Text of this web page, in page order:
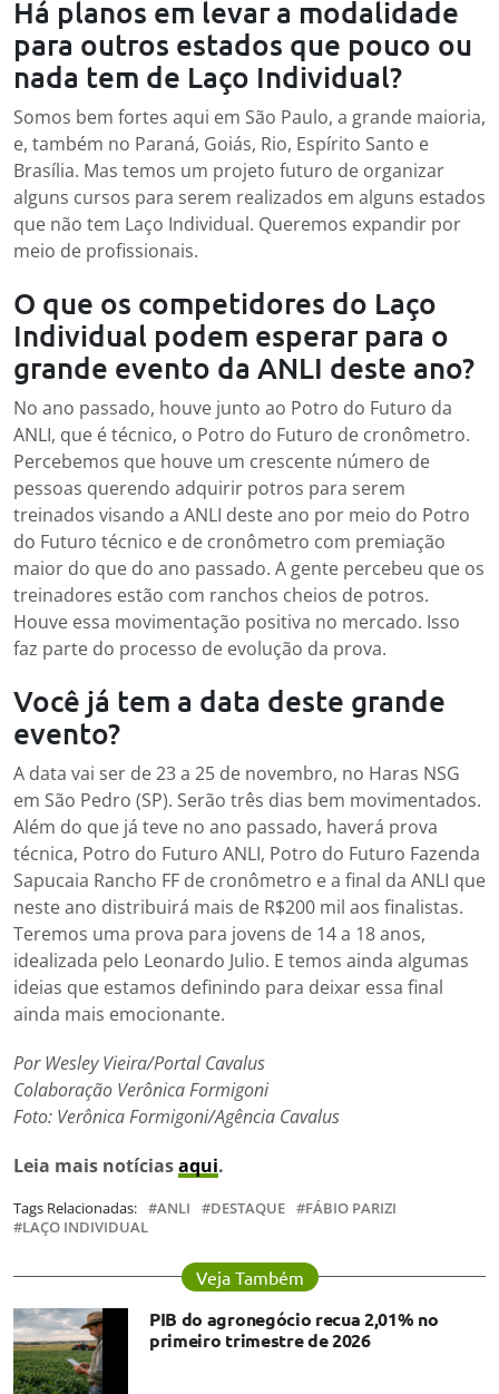
Há planos em levar a modalidade
para outros estados que pouco ou
nada tem de Laço Individual?
Somos bem fortes aqui em São Paulo, a grande maioria,
e, também no Paraná, Goiás, Rio, Espírito Santo e
Brasília. Mas temos um projeto futuro de organizar
alguns cursos para serem realizados em alguns estados
que não tem Laço Individual. Queremos expandir por
meio de profissionais.
O que os competidores do Laço
Individual podem esperar para o
grande evento da ANLI deste ano?
No ano passado, houve junto ao Potro do Futuro da
ANLI, que é técnico, o Potro do Futuro de cronômetro.
Percebemos que houve um crescente número de
pessoas querendo adquirir potros para serem
treinados visando a ANLI deste ano por meio do Potro
do Futuro técnico e de cronômetro com premiação
maior do que do ano passado. A gente percebeu que os
treinadores estão com ranchos cheios de potros.
Houve essa movimentação positiva no mercado. Isso
faz parte do processo de evolução da prova.
Você já tem a data deste grande
evento?
A data vai ser de 23 a 25 de novembro, no Haras NSG
em São Pedro (SP). Serão três dias bem movimentados.
Além do que já teve no ano passado, haverá prova
técnica, Potro do Futuro ANLI, Potro do Futuro Fazenda
Sapucaia Rancho FF de cronômetro e a final da ANLI que
neste ano distribuirá mais de R$200 mil aos finalistas.
Teremos uma prova para jovens de 14 a 18 anos,
idealizada pelo Leonardo Julio. E temos ainda algumas
ideias que estamos definindo para deixar essa final
ainda mais emocionante.
Por Wesley Vieira/Portal Cavalus
Colaboração Verônica Formigoni
Foto: Verônica Formigoni/Agência Cavalus
Leia mais notíciasaqui.
Tags Relacionadas: ANLI DESTAQUE
FÁBIO PARIZI
LAÇO INDIVIDUAL
Veja Também
PIB do agronegócio recua 2,01% no
primeiro trimestre de 2026